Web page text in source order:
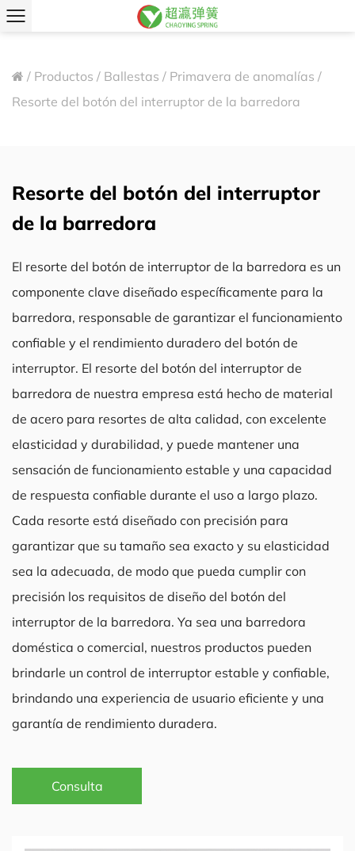
/ Productos / Ballestas / Primavera de anomalías /
Resorte del botón del interruptor de la barredora
Resorte del botón del interruptor
de la barredora
El resorte del botón de interruptor de la barredora es un
componente clave diseñado específicamente para la
barredora, responsable de garantizar el funcionamiento
confiable y el rendimiento duradero del botón de
interruptor. El resorte del botón del interruptor de
barredora de nuestra empresa está hecho de material
de acero para resortes de alta calidad, con excelente
elasticidad y durabilidad, y puede mantener una
sensación de funcionamiento estable y una capacidad
de respuesta confiable durante el uso a largo plazo.
Cada resorte está diseñado con precisión para
garantizar que su tamaño sea exacto y su elasticidad
sea la adecuada, de modo que pueda cumplir con
precisión los requisitos de diseño del botón del
interruptor de la barredora. Ya sea una barredora
doméstica o comercial, nuestros productos pueden
brindarle un control de interruptor estable y confiable,
brindando una experiencia de usuario eficiente y una
garantía de rendimiento duradera.
Consulta